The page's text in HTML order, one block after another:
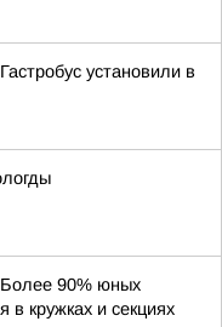
установили в
90% юных
в кружках и секциях